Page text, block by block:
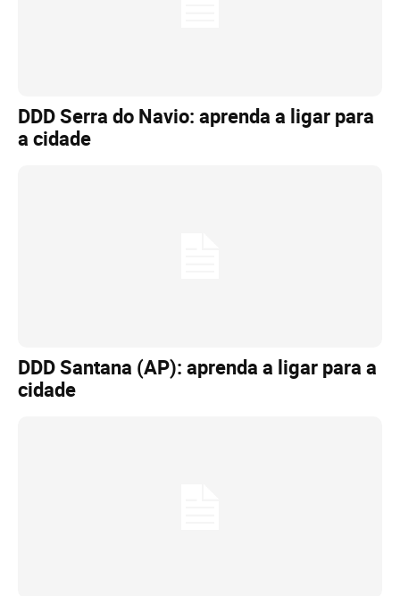
DDD Serra do Navio: aprenda a ligar para
a cidade
DDD Santana (AP): aprenda a ligar para a
cidade